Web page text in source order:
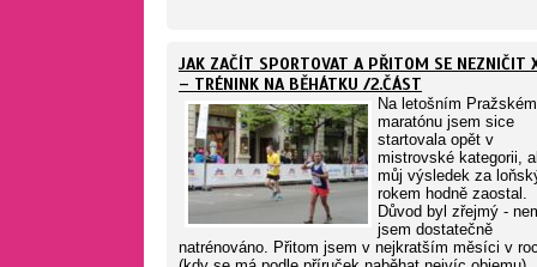
JAK ZAČÍT SPORTOVAT A PŘITOM SE NEZNIČIT
– TRÉNINK NA BĚHÁTKU /2.ČÁST
Na letošním Pražském
maratónu jsem sice
startovala opět v
mistrovské kategorii,
můj výsledek za
rokem hodně zaostal.
Důvod byl zřejmý -
jsem dostatečně
natrénováno. Přitom jsem v nejkratším měsíci v